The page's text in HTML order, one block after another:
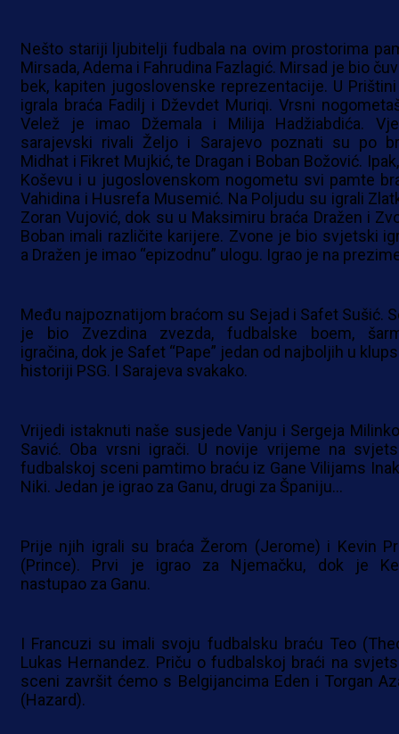
Nešto stariji ljubitelji fudbala na ovim prostorima
Mirsada, Adema i Fahrudina Fazlagić. Mirsad je bio
bek, kapiten jugoslovenske reprezentacije. U
igrala braća Fadilj i Dževdet Muriqi. Vrsni
Velež je imao Džemala i Milija Hadžiabdića.
sarajevski rivali Željo i Sarajevo poznati su po
Midhat i Fikret Mujkić, te Dragan i Boban Božović.
Koševu i u jugoslovenskom nogometu svi pamte
Vahidina i Husrefa Musemić. Na Poljudu su igrali
Zoran Vujović, dok su u Maksimiru braća Dražen i
Boban imali različite karijere. Zvone je bio svjetski
a Dražen je imao “epizodnu” ulogu. Igrao je na
Među najpoznatijom braćom su Sejad i Safet Sušić.
je bio Zvezdina zvezda, fudbalske boem,
igračina, dok je Safet “Pape” jedan od najboljih u
historiji PSG. I Sarajeva svakako.
Vrijedi istaknuti naše susjede Vanju i Sergeja
Savić. Oba vrsni igrači. U novije vrijeme na
fudbalskoj sceni pamtimo braću iz Gane Vilijams
Niki. Jedan je igrao za Ganu, drugi za Španiju…
Prije njih igrali su braća Žerom (Jerome) i Kevin
(Prince). Prvi je igrao za Njemačku, dok je
nastupao za Ganu.
I Francuzi su imali svoju fudbalsku braću Teo
Lukas Hernandez. Priču o fudbalskoj braći na
sceni završit ćemo s Belgijancima Eden i Torgan
(Hazard).